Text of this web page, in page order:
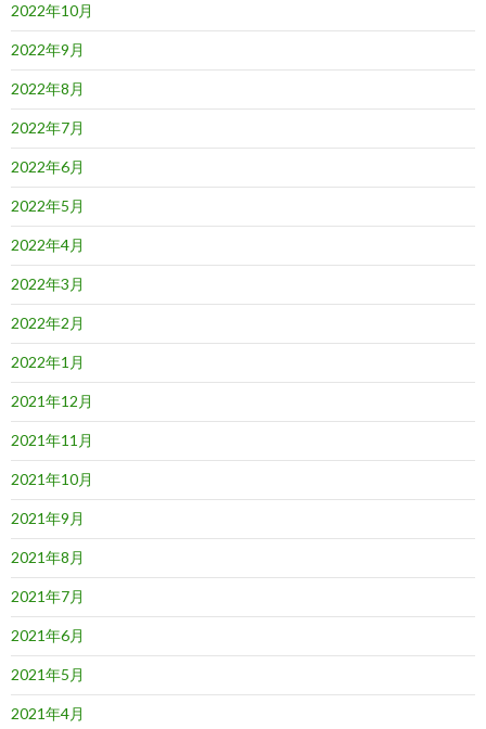
2022年10月
2022年9月
2022年8月
2022年7月
2022年6月
2022年5月
2022年4月
2022年3月
2022年2月
2022年1月
2021年12月
2021年11月
2021年10月
2021年9月
2021年8月
2021年7月
2021年6月
2021年5月
2021年4月